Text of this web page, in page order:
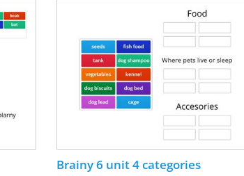
Brainy 6 unit 4 categories